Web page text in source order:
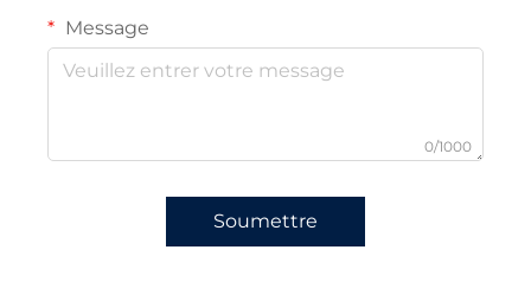
Message
0/1000
Soumettre